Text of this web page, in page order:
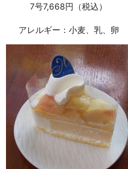
7号7,668円（税込）
アレルギー：小麦、乳、卵